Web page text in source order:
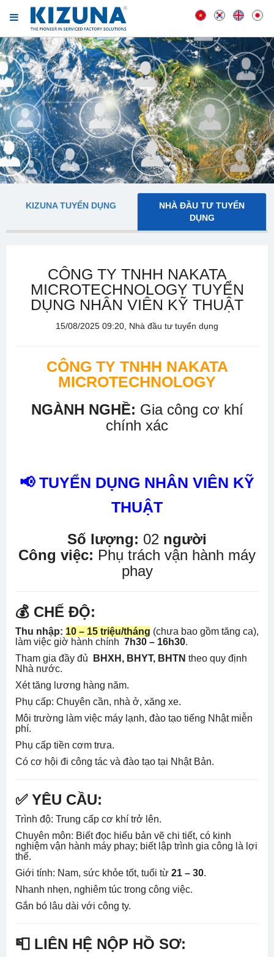
KIZUNA TUYỂN DỤNG
NHÀ ĐẦU TƯ TUYỂN
DỤNG
CÔNG TY TNHH NAKATA
MICROTECHNOLOGY TUYỂN
DỤNG NHÂN VIÊN KỸ THUẬT
15/08/2025 09:20, Nhà đầu tư tuyển dụng
CÔNG TY TNHH NAKATA
MICROTECHNOLOGY
NGÀNH NGHỀ: Gia công cơ khí
chính xác
📢 TUYỂN DỤNG NHÂN VIÊN KỸ
THUẬT
Số lượng: 02 người
Công việc: Phụ trách vận hành máy
phay
💰 CHẾ ĐỘ:
Thu nhập: 10 – 15 triệu/tháng (chưa bao gồm tăng ca),
làm việc giờ hành chính 7h30 – 16h30.
Tham gia đầy đủ
BHXH, BHYT, BHTN theo quy định
Nhà nước.
Xét tăng lương hàng năm.
Phụ cấp: Chuyên cần, nhà ở, xăng xe.
Môi trường làm việc máy lạnh, đào tạo tiếng Nhật miễn
phí.
Phụ cấp tiền cơm trưa.
Có cơ hội đi công tác và đào tạo tại Nhật Bản.
✅ YÊU CẦU:
Trình độ: Trung cấp cơ khí trở lên.
Chuyên môn: Biết đọc hiểu bản vẽ chi tiết, có kinh
nghiệm vận hành máy phay; biết lập trình gia công là lợi
thế.
Giới tính: Nam, sức khỏe tốt, tuổi từ 21 – 30.
Nhanh nhẹn, nghiêm túc trong công việc.
Gắn bó lâu dài với công ty.
📮 LIÊN HỆ NỘP HỒ SƠ: